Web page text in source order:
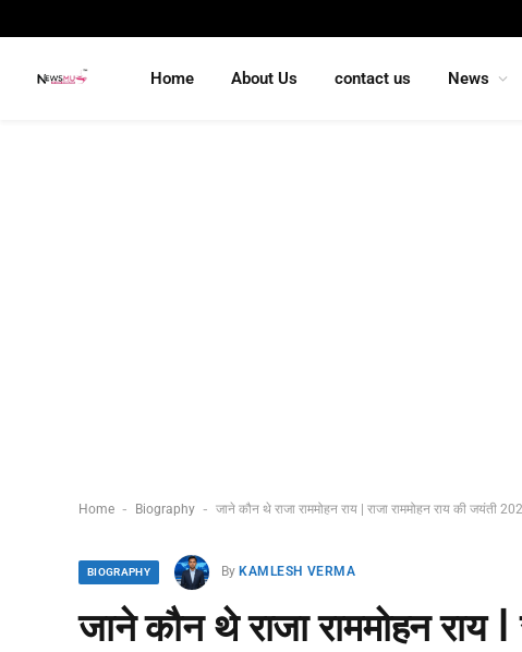
Home About Us contact us News
Home - Biography - जाने कौन थे राजा राममोहन राय | राजा राममोहन राय की
BIOGRAPHY By KAMLESH VERMA
जाने कौन थे राजा राममोहन